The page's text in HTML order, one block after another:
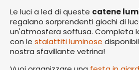
Le luci a led di queste catene
regalano sorprendenti giochi di
un'atmosfera soffusa. Completa
con le stalattiti luminose
nostra sfavillante vetrina!